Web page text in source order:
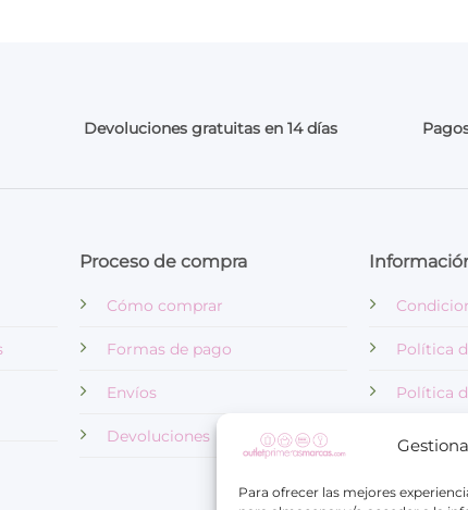
Para ofrecer las mejores
Devoluciones gratuitas en 14 días
Proceso de compra
Cómo comprar
Formas de pago
Envíos
Devoluciones
Política
Política
Aviso